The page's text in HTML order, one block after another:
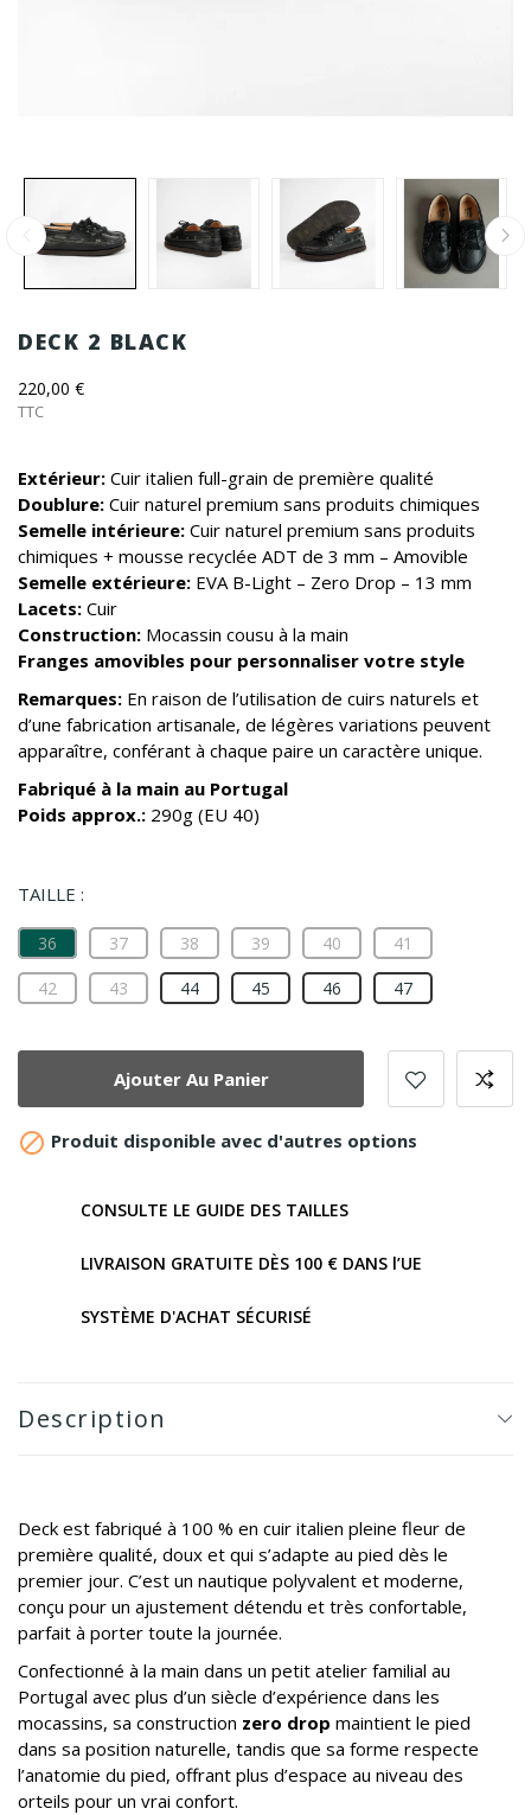
DECK 2 BLACK
220,00 €
TTC
Extérieur: Cuir italien full-grain de première qualité
Doublure: Cuir naturel premium sans produits chimiques
Semelle intérieure: Cuir naturel premium sans produits
chimiques + mousse recyclée ADT de 3 mm – Amovible
Semelle extérieure: EVA B-Light – Zero Drop – 13 mm
Lacets: Cuir
Construction: Mocassin cousu à la main
Franges amovibles pour personnaliser votre style
Remarques: En raison de l’utilisation de cuirs naturels et
d’une fabrication artisanale, de légères variations peuvent
apparaître, conférant à chaque paire un caractère unique.
Fabriqué à la main au Portugal
Poids approx.: 290g (EU 40)
TAILLE :
36 37 38 39 40
41
42
43 44 45 46 47
Ajouter Au Panier
 Produit disponible avec d'autres options
CONSULTE LE GUIDE DES TAILLES
LIVRAISON GRATUITE DÈS 100 € DANS l’UE
SYSTÈME D'ACHAT SÉCURISÉ
Description
Deck est fabriqué à 100 % en cuir italien pleine fleur de
première qualité, doux et qui s’adapte au pied dès le
premier jour. C’est un nautique polyvalent et moderne,
conçu pour un ajustement détendu et très confortable,
parfait à porter toute la journée.
Confectionné à la main dans un petit atelier familial au
Portugal avec plus d’un siècle d’expérience dans les
mocassins, sa construction zero drop maintient le pied
dans sa position naturelle, tandis que sa forme respecte
l’anatomie du pied, offrant plus d’espace au niveau des
orteils pour un vrai confort.